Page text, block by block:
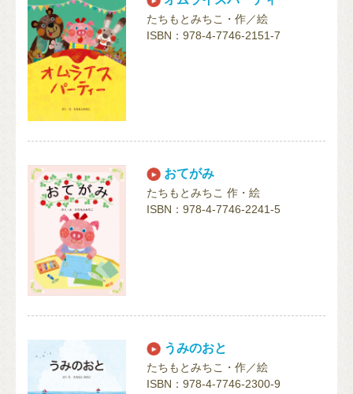
たちもとみちこ・作／絵
ISBN：978-4-7746-2151-7
おてがみ
たちもとみちこ 作・絵
ISBN：978-4-7746-2241-5
うみのおと
たちもとみちこ・作／絵
ISBN：978-4-7746-2300-9